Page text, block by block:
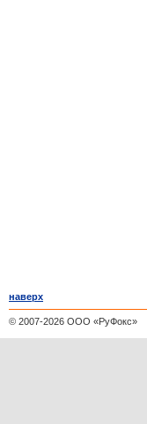
наверх
© 2007-2026 ООО «РуФокс»